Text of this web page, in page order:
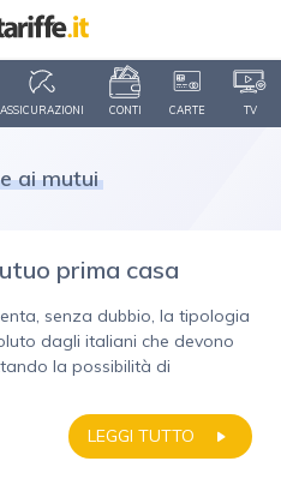
ASSICURAZIONI CONTI CARTE TV
ai mutui
prima casa
senza dubbio, la tipologia
dagli italiani che devono
la possibilità di
LEGGI TUTTO